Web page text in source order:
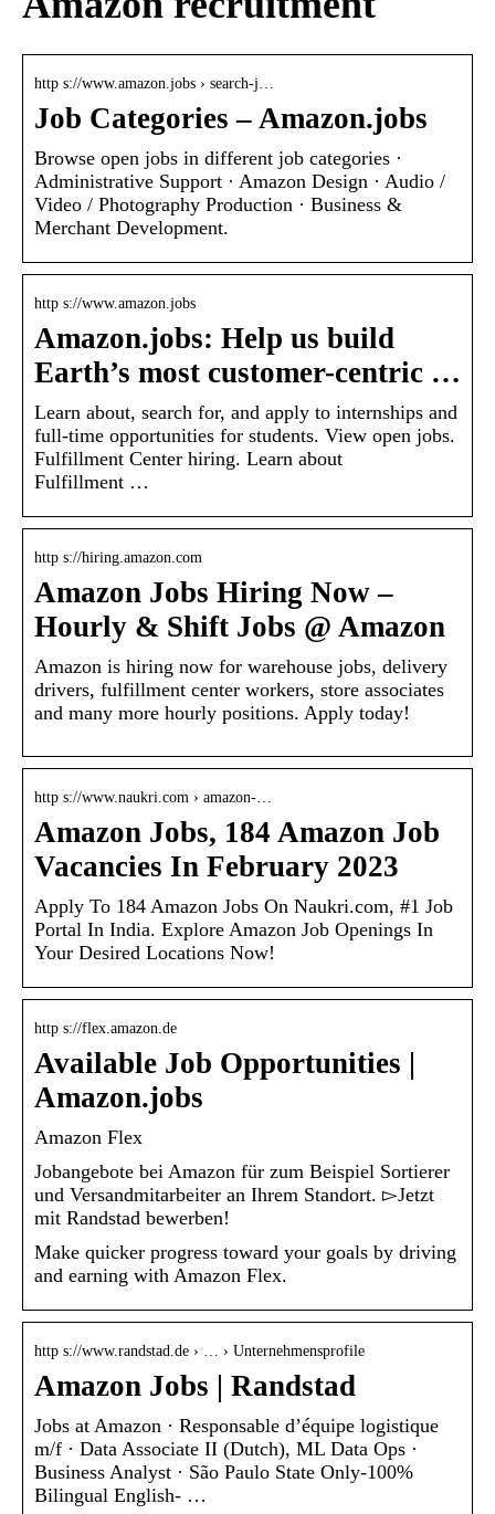
http s://www.amazon.jobs › search-j…
Job Categories – Amazon.jobs
Browse open jobs in different job categories ·
Administrative Support · Amazon Design · Audio /
Video / Photography Production · Business &
Merchant Development.
http s://www.amazon.jobs
Amazon.jobs: Help us build
Earth’s most customer-centric …
Learn about, search for, and apply to internships and
full-time opportunities for students. View open jobs.
Fulfillment Center hiring. Learn about
Fulfillment …
http s://hiring.amazon.com
Amazon Jobs Hiring Now –
Hourly & Shift Jobs @ Amazon
Amazon is hiring now for warehouse jobs, delivery
drivers, fulfillment center workers, store associates
and many more hourly positions. Apply today!
http s://www.naukri.com › amazon-…
Amazon Jobs, 184 Amazon Job
Vacancies In February 2023
Apply To 184 Amazon Jobs On Naukri.com, #1 Job
Portal In India. Explore Amazon Job Openings In
Your Desired Locations Now!
http s://flex.amazon.de
Available Job Opportunities |
Amazon.jobs
Amazon Flex
Jobangebote bei Amazon für zum Beispiel Sortierer
und Versandmitarbeiter an Ihrem Standort. ▻Jetzt
mit Randstad bewerben!
Make quicker progress toward your goals by driving
and earning with Amazon Flex.
http s://www.randstad.de › … › Unternehmensprofile
Amazon Jobs | Randstad
Jobs at Amazon · Responsable d’équipe logistique
m/f · Data Associate II (Dutch), ML Data Ops ·
Business Analyst · São Paulo State Only-100%
Bilingual English- …